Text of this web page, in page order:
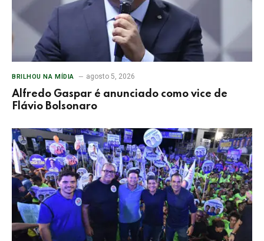
BRILHOU NA MÍDIA agosto 5, 2026
Alfredo Gaspar é anunciado como vice de
Flávio Bolsonaro